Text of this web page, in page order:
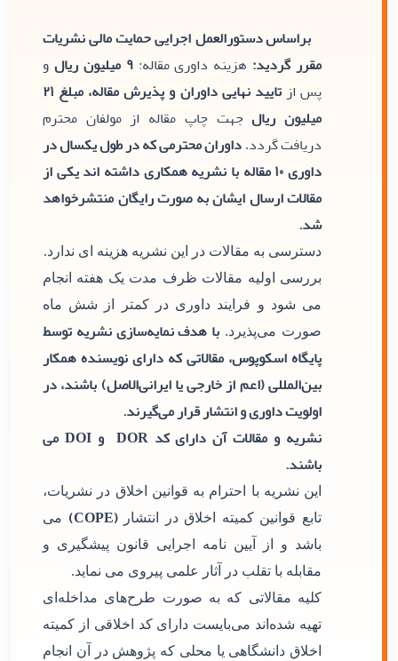
براساس دستورالعمل اجرایی حمایت مالی نشریات
مقرر گردید: هزینه داوری مقاله:۹ میلیون ریال
و
پس از
تایید نهایی داوران و پذیرش مقاله، مبلغ ۲۱
میلیون ریالجهت چاپ مقاله از مولفان محترم
دریافت گردد. داوران محترمی که در طول یکسال در
داوری ۱۰ مقاله با نشریه همکاری داشته اند یکی از
مقالات ارسال ایشان به صورت رایگان منتشرخواهد
شد.
دسترسی به مقالات در این نشریه هزینه ای ندارد.
بررسی اولیه مقالات ظرف مدت یک هفته انجام
می شود و فرایند داوری در کمتر از شش ماه
صورت می‌پذیرد. با هدف نمایه‌سازی نشریه توسط
پایگاه اسکوپوس، مقالاتی که دارای نویسنده همکار
بین‌المللی (اعم از خارجی یا ایرانی‌الاصل) باشند، در
اولویت داوری و انتشار قرار می‌گیرند.
نشریه و مقالات آن دارای کد DOR و DOI می
باشند.
این نشریه با احترام به قوانین اخلاق در نشریات،
تابع قوانین کمیته اخلاق در انتشار(COPE)
می
باشد و از آیین نامه اجرایی قانون پیشگیری و
مقابله با تقلب در آثار علمی پیروی می نماید.
کلیه مقالاتی که به صورت طرح‌های مداخله‌ای
تهیه شده‌اند می‌بایست دارای کد اخلاقی از کمیته
اخلاق دانشگاهی یا محلی که پژوهش در آن انجام